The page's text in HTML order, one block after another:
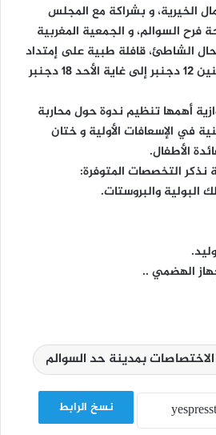
الخيرية، و بشراكة مع المجلس
فرح السوالم، و الجمعية المغربية
الشاطئ، قافلة طبية على إمتداد
الأسبوع ابتداء من يوم الإثنين 12 دجنبر إلى غاية الأحد 18 دجنبر
أهمها تنظيم ندوة حول محاربة
في الإسعافات الأولية و ختان
الأطفال.
نذكر التخصصات المتوفرة:
والبروستات.
الهضمي ..
بمدينة حد السوالم
نسخ الرابط